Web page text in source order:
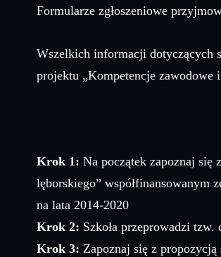
Formularze zgłoszeniowe
Wszelkich informacji dotyczących
projektu „Kompetencje zawodowe
Krok 1: Na początek zapoznaj
lęborskiego” współfinansowanym
na lata 2014-2020
Krok 2: Szkoła przeprowadzi
Krok 3: Zapoznaj się z propozycją